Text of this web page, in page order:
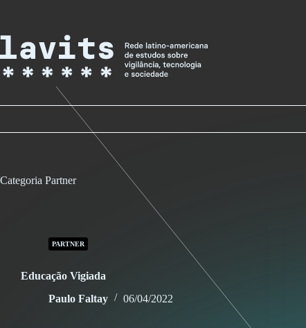
Categoria Partner
PARTNER
Educação Vigiada
Paulo Faltay
06/04/2022